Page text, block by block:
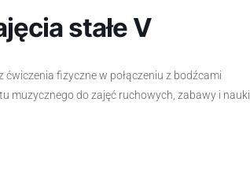
stałe V
fizyczne w połączeniu z bodźcami
muzycznego do zajęć ruchowych, zabawy i nauki